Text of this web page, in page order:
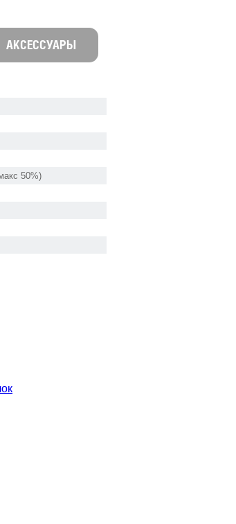
АКСЕССУАРЫ
50%)